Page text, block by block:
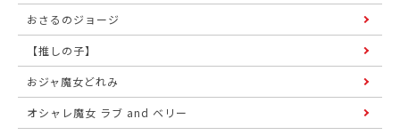
おさるのジョージ
【推しの子】
おジャ魔女どれみ
オシャレ魔女 ラブ and ベリー